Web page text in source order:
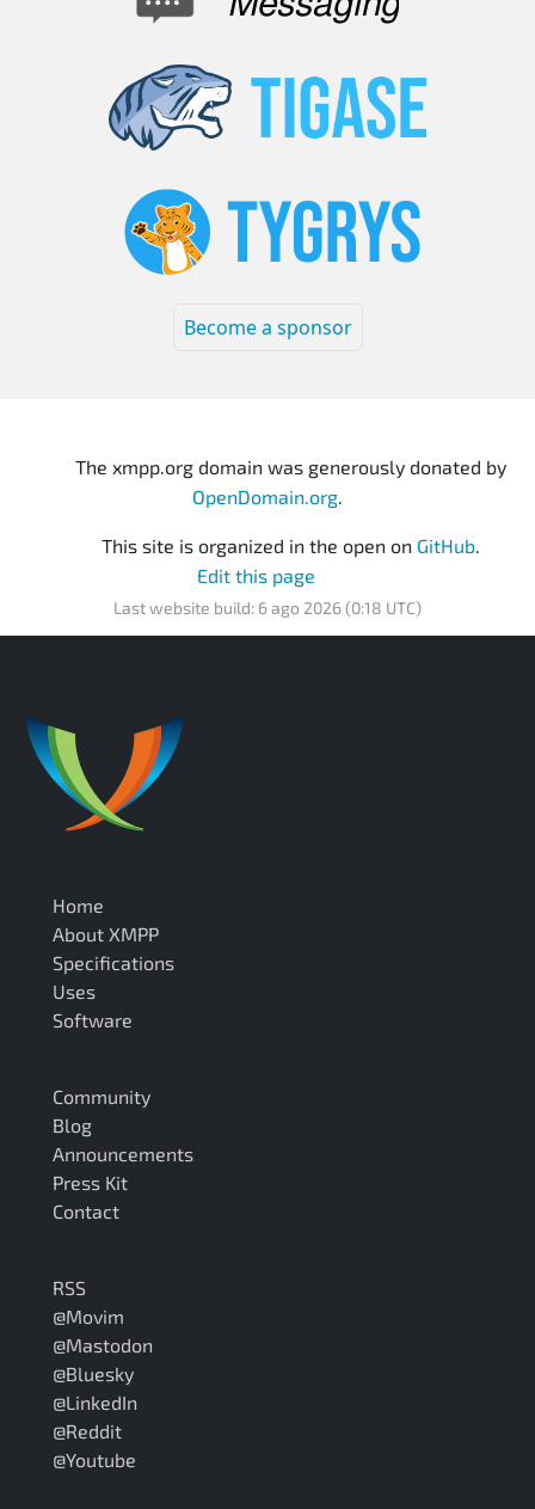
Become a sponsor
The xmpp.org domain was generously donated by
OpenDomain.org.
This site is organized in the open on GitHub.
Edit this page
Last website build: 6 ago 2026 (0:18 UTC)
Home
About XMPP
Specifications
Uses
Software
Community
Blog
Announcements
Press Kit
Contact
RSS
@Movim
@Mastodon
@Bluesky
@LinkedIn
@Reddit
@Youtube